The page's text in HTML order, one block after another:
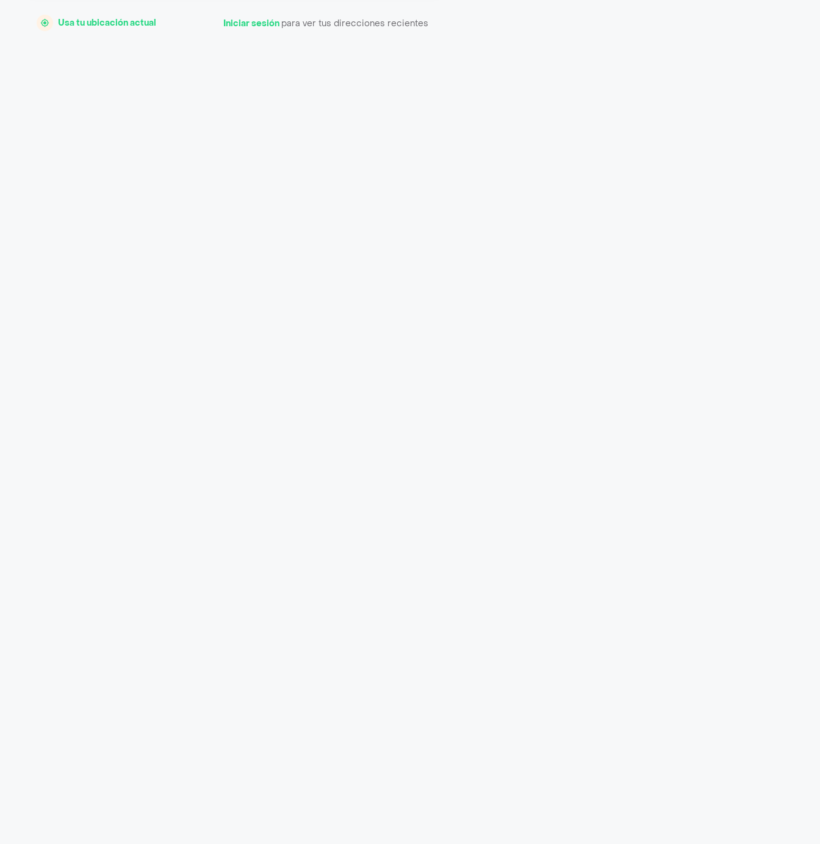
Usa tu ubicación actual Iniciar sesión para ver tus direcciones recientes